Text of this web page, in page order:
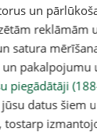
un
reklāmām
satura
pakalpojumu
piegādātāji
datus šiem
tostarp